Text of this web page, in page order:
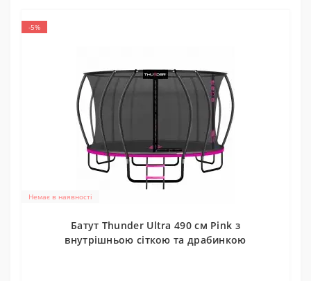
-5%
Немає в наявності
Батут Thunder Ultra 490 см Pink з
внутрішньою сіткою та драбинкою